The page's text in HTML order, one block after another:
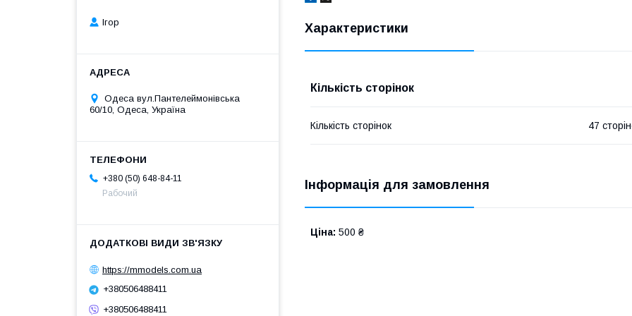
Характеристики
Кількість сторінок
Кількість сторінок 47
Інформація для замовлення
Ціна: 500 ₴
Ігор
Одеса вул.Пантелеймонівська
60/10, Одеса, Україна
+380 (50) 648-84-11
Рабочий
https://mmodels.com.ua
+380506488411
+380506488411